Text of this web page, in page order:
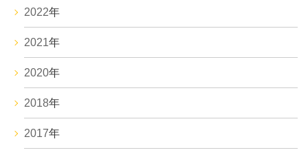
2022年
2021年
2020年
2018年
2017年